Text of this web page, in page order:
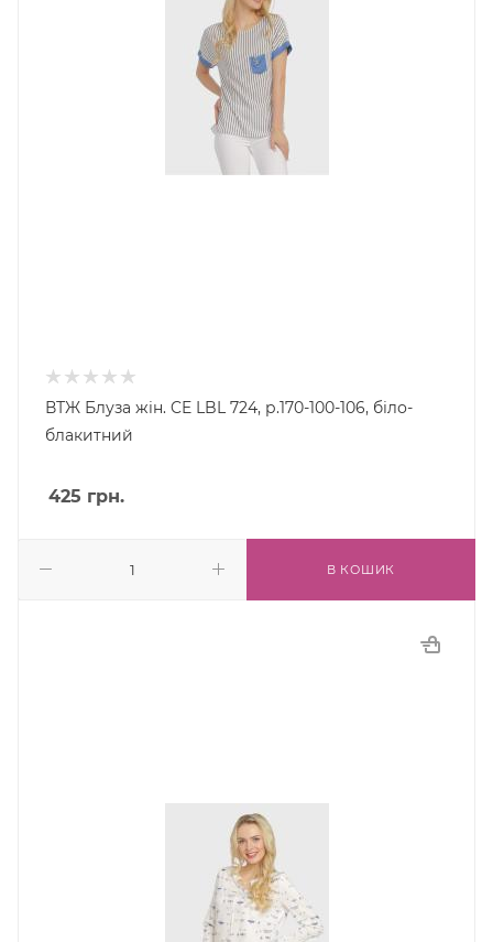
ВТЖ Блуза жін. CE LBL 724, р.170-100-106, біло-
блакитний
425 грн.
В КОШИК